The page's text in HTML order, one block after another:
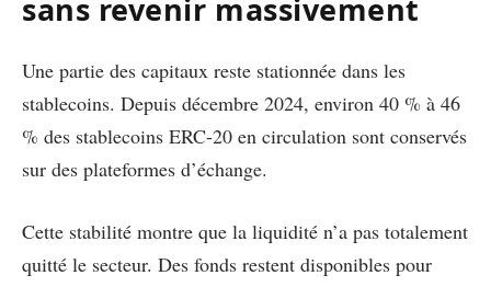
sans revenir massivement
Une partie des capitaux reste stationnée dans les
stablecoins. Depuis décembre 2024, environ 40 % à 46
% des stablecoins ERC-20 en circulation sont conservés
sur des plateformes d’échange.
Cette stabilité montre que la liquidité n’a pas totalement
quitté le secteur. Des fonds restent disponibles pour